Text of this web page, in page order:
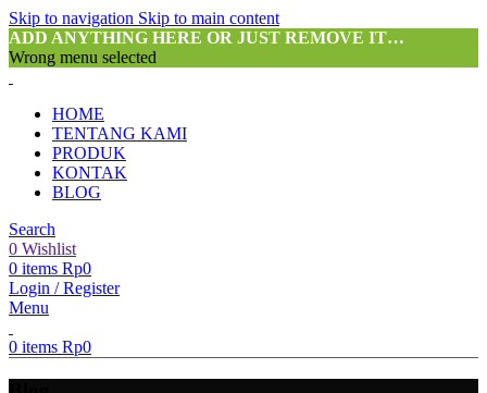
Skip to navigation Skip to main content
ADD ANYTHING HERE OR JUST REMOVE IT…
Wrong menu selected
HOME
TENTANG KAMI
PRODUK
KONTAK
BLOG
Search
0 Wishlist
0 items Rp0
Login / Register
Menu
0 items Rp0